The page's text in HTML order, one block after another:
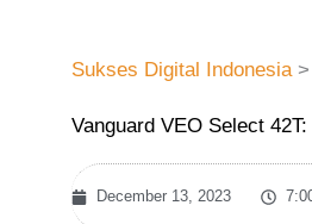
Sukses Digital Indonesia>
Vanguard VEO Select
December 13, 2023